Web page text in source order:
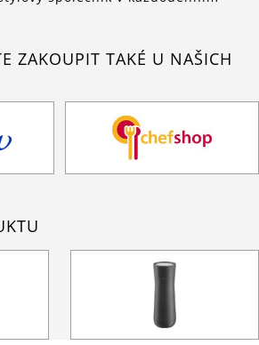
ZAKOUPIT TAKÉ U NAŠICH